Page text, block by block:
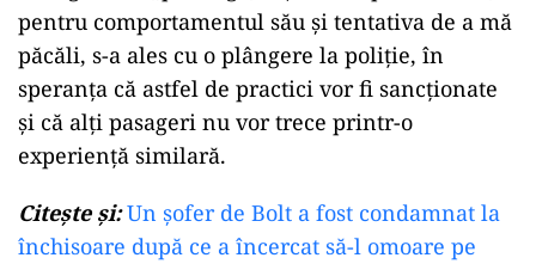
pentru comportamentul său și tentativa de a mă
păcăli, s-a ales cu o plângere la poliție, în
speranța că astfel de practici vor fi sancționate
și că alți pasageri nu vor trece printr-o
experiență similară.
Citește și: Un șofer de Bolt a fost condamnat la
închisoare după ce a încercat să-l omoare pe